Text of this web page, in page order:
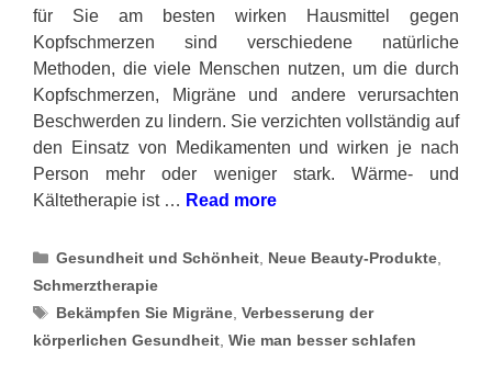
für Sie am besten wirken Hausmittel gegen
Kopfschmerzen sind verschiedene natürliche
Methoden, die viele Menschen nutzen, um die durch
Kopfschmerzen, Migräne und andere verursachten
Beschwerden zu lindern. Sie verzichten vollständig auf
den Einsatz von Medikamenten und wirken je nach
Person mehr oder weniger stark. Wärme- und
Kältetherapie ist … Read more
Categories
Gesundheit und Schönheit, Neue Beauty-Produkte,
Schmerztherapie
Tags
Bekämpfen Sie Migräne,Verbesserung der
körperlichen Gesundheit, Wie man besser schlafen